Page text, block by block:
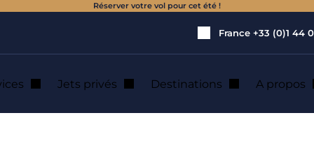
Réserver votre vol pour cet été !
France +33 (0)1 44
Jets privés Destinations A propos